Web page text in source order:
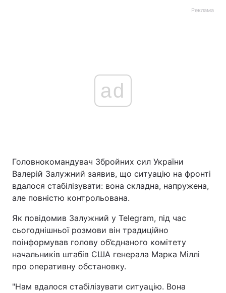
Реклама
ad
Головнокомандувач Збройних сил України
Валерій Залужний заявив, що ситуацію на фронті
вдалося стабілізувати: вона складна, напружена,
але повністю контрольована.
Як повідомив Залужний у Telegram, під час
сьогоднішньої розмови він традиційно
поінформував голову об’єднаного комітету
начальників штабів США генерала Марка Міллі
про оперативну обстановку.
"Нам вдалося стабілізувати ситуацію. Вона